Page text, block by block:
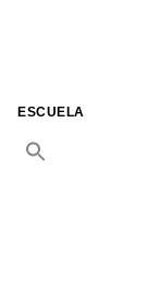
ESCUELA